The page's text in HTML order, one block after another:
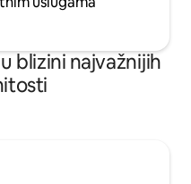
blizini najvažnijih